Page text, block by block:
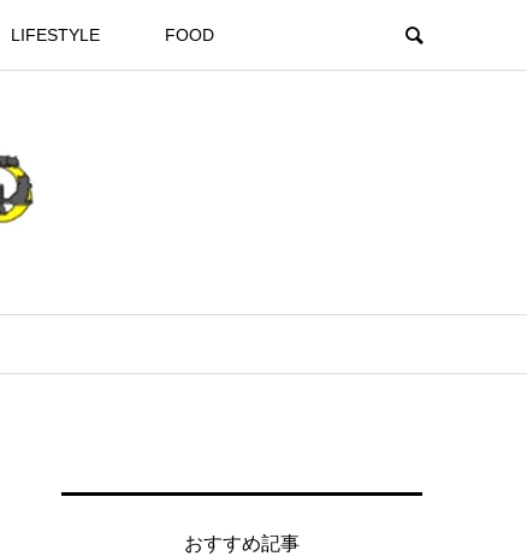
LIFESTYLE FOOD
おすすめ記事